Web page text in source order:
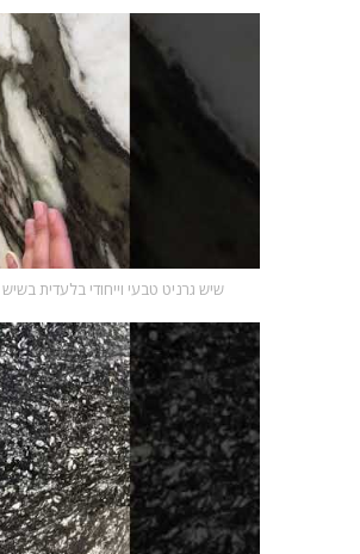
שיש גרניט טבעי וייחודי בלעדית בשיש